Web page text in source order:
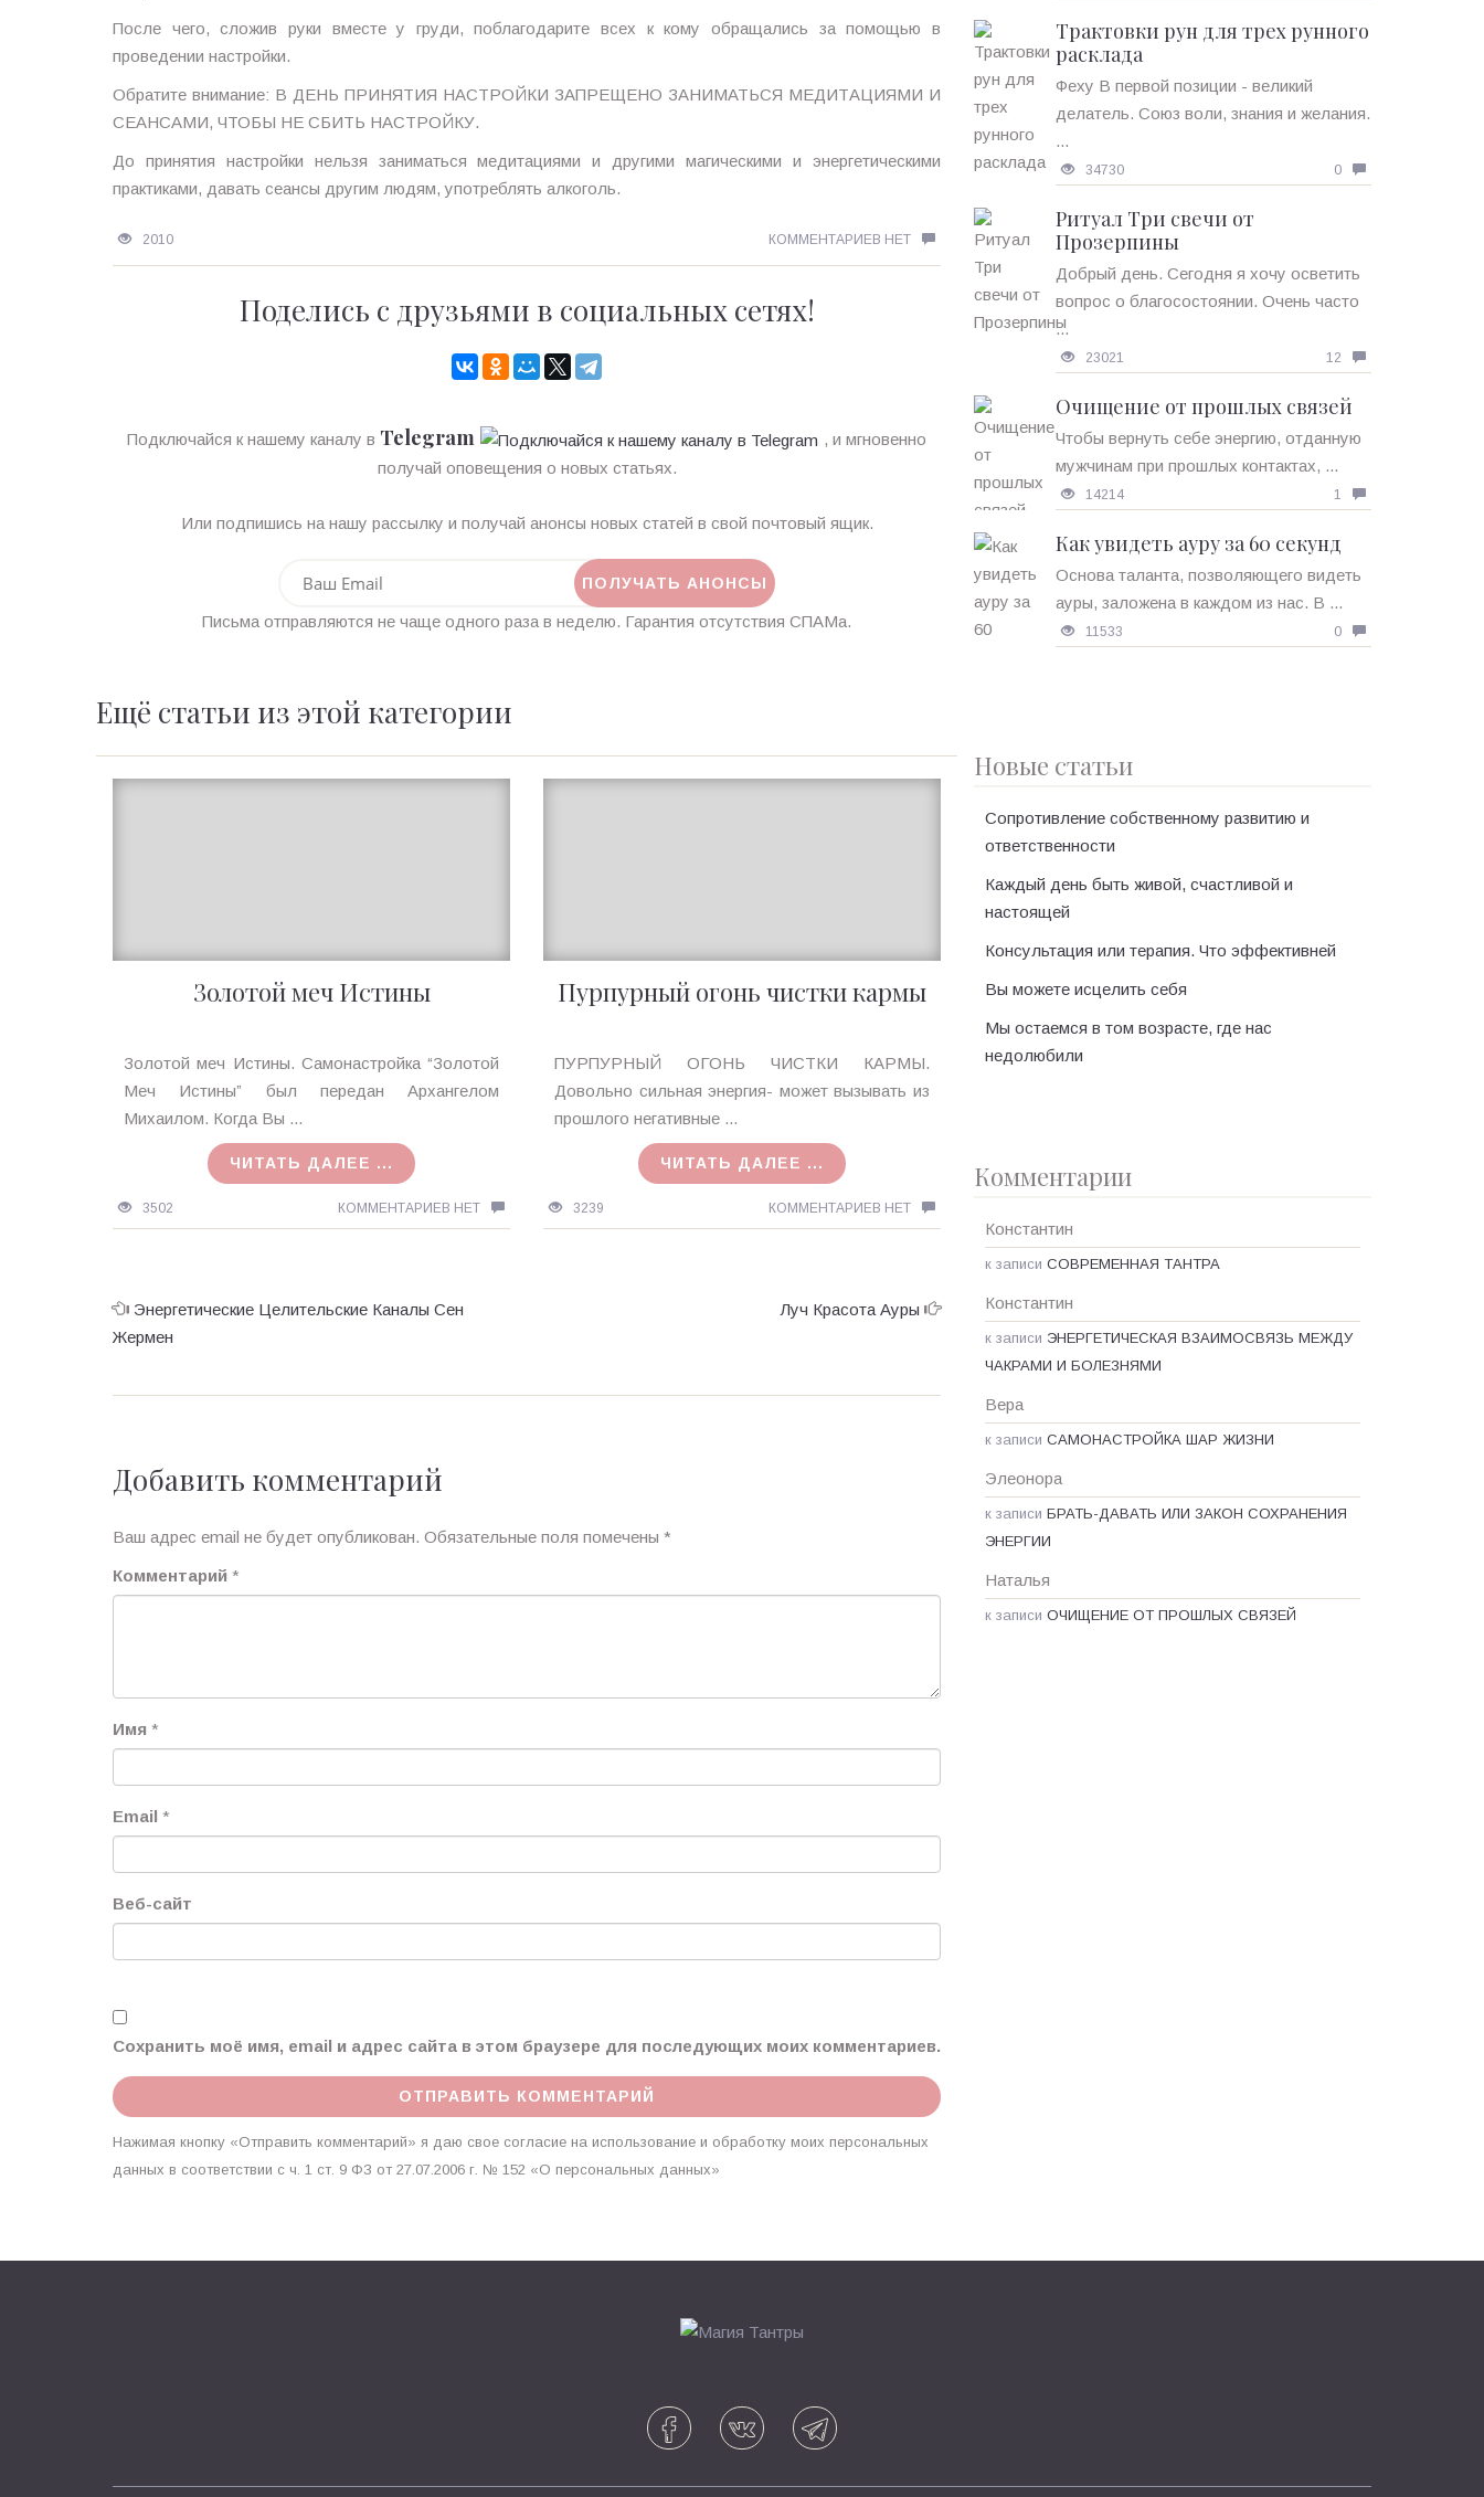
После чего, сложив руки вместе у груди, поблагодарите всех к кому обращались за помощью в
проведении настройки.
Обратите внимание: В ДЕНЬ ПРИНЯТИЯ НАСТРОЙКИ ЗАПРЕЩЕНО ЗАНИМАТЬСЯ МЕДИТАЦИЯМИ И
СЕАНСАМИ, ЧТОБЫ НЕ СБИТЬ НАСТРОЙКУ.
До принятия настройки нельзя заниматься медитациями и другими магическими и энергетическими
практиками, давать сеансы другим людям, употреблять алкоголь.
2010 КОММЕНТАРИЕВ НЕТ
Поделись с друзьями в социальных сетях!
Подключайся к нашему каналу в Telegram
, и мгновенно
получай оповещения о новых статьях.
Или подпишись на нашу рассылку и получай анонсы новых статей в свой почтовый ящик.
Письма отправляются не чаще одного раза в неделю. Гарантия отсутствия СПАМа.
Ещё статьи из этой категории
Золотой меч Истины
Ирина
MagicTantra
22.07.2015
Золотой меч Истины. Cамонастройка “Золотой
Меч Истины” был передан Архангелом
Михаилом. Когда Вы ...
ЧИТАТЬ ДАЛЕЕ ...
3502 КОММЕНТАРИЕВ НЕТ
Пурпурный огонь чистки кармы
Ирина
MagicTantra
20.07.2015
ПУРПУРНЫЙ ОГОНЬ ЧИСТКИ КАРМЫ.
Довольно сильная энергия- может вызывать из
прошлого негативные ...
ЧИТАТЬ ДАЛЕЕ ...
3239 КОММЕНТАРИЕВ НЕТ
Энергетические Целительские Каналы Сен
Жермен
Луч Красота Ауры
Добавить комментарий
Ваш адрес email не будет опубликован. Обязательные поля помечены *
Комментарий *
Имя *
Email *
Веб-сайт
Сохранить моё имя, email и адрес сайта в этом браузере для последующих моих комментариев.
Нажимая кнопку «Отправить комментарий» я даю свое согласие на использование и обработку моих персональных
данных в соответствии с ч. 1 ст. 9 ФЗ от 27.07.2006 г. № 152 «О персональных данных»
Трактовки рун для трех рунного
расклада
Феху В первой позиции - великий
делатель. Союз воли, знания и желания.
...
34730 0
Ритуал Три свечи от
Прозерпины
Добрый день. Сегодня я хочу осветить
вопрос о благосостоянии. Очень часто
...
23021 12
Очищение от прошлых связей
Чтобы вернуть себе энергию, отданную
мужчинам при прошлых контактах, ...
14214 1
Как увидеть ауру за 60 секунд
Основа таланта, позволяющего видеть
ауры, заложена в каждом из нас. В ...
11533 0
Новые статьи
Сопротивление собственному развитию и
ответственности
Каждый день быть живой, счастливой и
настоящей
Консультация или терапия. Что эффективней
Вы можете исцелить себя
Мы остаемся в том возрасте, где нас
недолюбили
Комментарии
Константин
к записи СОВРЕМЕННАЯ ТАНТРА
Константин
к записи ЭНЕРГЕТИЧЕСКАЯ ВЗАИМОСВЯЗЬ МЕЖДУ
ЧАКРАМИ И БОЛЕЗНЯМИ
Вера
к записи САМОНАСТРОЙКА ШАР ЖИЗНИ
Элеонора
к записи БРАТЬ-ДАВАТЬ ИЛИ ЗАКОН СОХРАНЕНИЯ
ЭНЕРГИИ
Наталья
к записи ОЧИЩЕНИЕ ОТ ПРОШЛЫХ СВЯЗЕЙ